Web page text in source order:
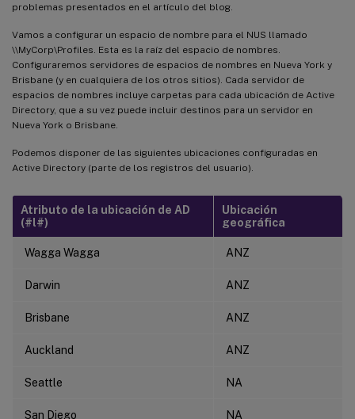
problemas presentados en el artículo del blog.
Vamos a configurar un espacio de nombre para el NUS llamado
\\MyCorp\Profiles. Esta es la raíz del espacio de nombres.
Configuraremos servidores de espacios de nombres en Nueva York y
Brisbane (y en cualquiera de los otros sitios). Cada servidor de
espacios de nombres incluye carpetas para cada ubicación de Active
Directory, que a su vez puede incluir destinos para un servidor en
Nueva York o Brisbane.
Podemos disponer de las siguientes ubicaciones configuradas en
Active Directory (parte de los registros del usuario).
Atributo de la ubicación de AD
(#l#)
Ubicación
geográfica
Wagga Wagga ANZ
Darwin ANZ
Brisbane ANZ
Auckland ANZ
Seattle NA
San Diego NA